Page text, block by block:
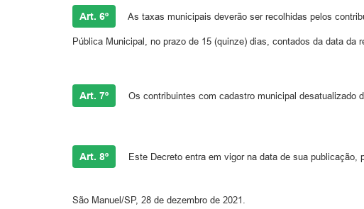
Art. 6º As taxas municipais deverão ser recolhidas pelos
Pública Municipal, no prazo de 15 (quinze) dias, contados da data da
Art. 7º Os contribuintes com cadastro municipal desatualizado
Art. 8º Este Decreto entra em vigor na data de sua publicação,
São Manuel/SP, 28 de dezembro de 2021.